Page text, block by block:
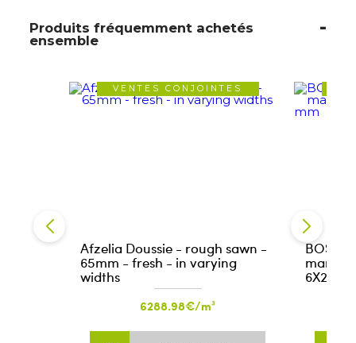
Produits fréquemment achetés
ensemble
VENTES CONJOINTES
Afzelia Doussie - rough sawn -
65mm - fresh - in varying
widths
6288.98€/m³